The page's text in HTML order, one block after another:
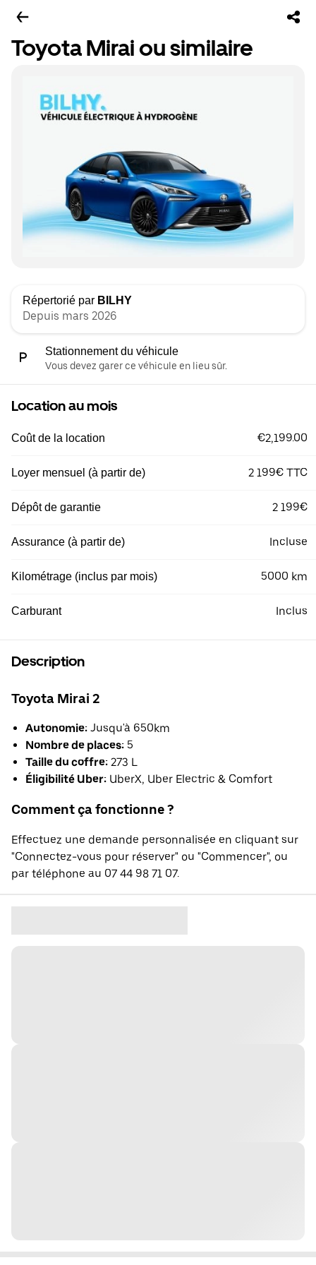
Toyota Mirai ou similaire
Répertorié par BILHY
Depuis mars 2026
Stationnement du véhicule
Vous devez garer ce véhicule en lieu sûr.
Location au mois
Coût de la location €2,199.00
Loyer mensuel (à partir de) 2 199€ TTC
Dépôt de garantie 2 199€
Assurance (à partir de) Incluse
Kilométrage (inclus par mois) 5000 km
Carburant Inclus
Description
Toyota Mirai 2
Autonomie: Jusqu'à 650km
Nombre de places: 5
Taille du coffre: 273 L
Éligibilité Uber: UberX, Uber Electric & Comfort
Comment ça fonctionne ?
Effectuez une demande personnalisée en cliquant sur
"Connectez-vous pour réserver" ou "Commencer", ou
par téléphone au 07 44 98 71 07.